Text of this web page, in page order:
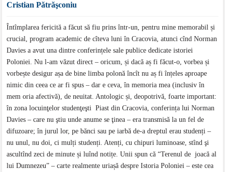
Cristian Pătrăşconiu
Întîmplarea fericită a făcut să fiu prins într-un, pentru mine memorabil și
crucial, program academic de cîteva luni în Cracovia, atunci cînd Norman
Davies a avut una dintre conferințele sale publice dedicate istoriei
Poloniei. Nu l-am văzut direct – oricum, și dacă aș fi făcut-o, vorbea și
vorbește desigur așa de bine limba polonă încît nu aș fi înțeles aproape
nimic din ceea ce ar fi spus – dar e ceva, în memoria mea (inclusiv în
mem oria afectivă), de neuitat. Antologic și, deopotrivă, foarte important:
în zona locuinţelor studenţeşti Piast din Cracovia, conferința lui Norman
Davies – care nu ştiu unde anume se ţinea – era transmisă la un fel de
difuzoare; în jurul lor, pe bănci sau pe iarbă de-a dreptul erau studenți –
nu unul, nu doi, ci mulți studenți. Atenți, cu chipuri luminoase, stînd şi
ascultînd zeci de minute și luînd notițe. Unii spun că “Terenul de joacă al
lui Dumnezeu” – carte realmente uriașă despre Istoria Poloniei – este cea